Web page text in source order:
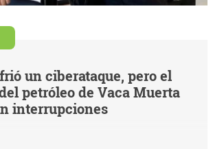
un ciberataque, pero el
petróleo de Vaca Muerta
interrupciones